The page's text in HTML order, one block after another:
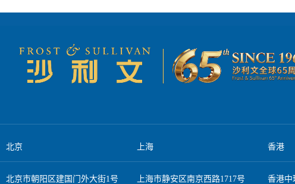
使用可再生能源以及推广循
区块链技术被用于追踪产品
过绿色营销和环保举措赢得消费者信任。 总结而言，零售行业正经历
牌形象，还能在长期竞争中
北京 上海 香港
北京市朝阳区建国门外大街1号
上海市静安区南京西路1717号
香港中